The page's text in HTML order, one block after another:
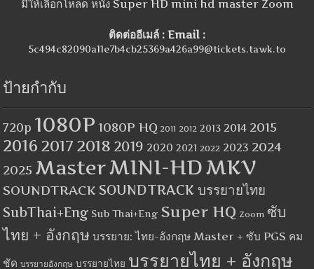
มีให้เลือกโหลด หนัง Super HD mini hd master Zoom
ติดต่ออีเมล์ : Email :
5c494c82090a11e7b4cb25369a426a99@tickets.tawk.to
ป้ายกำกับ
720p 1080P 1080P HQ 2011 2012 2013 2014 2015
2016 2017 2018 2019 2020 2021 2022 2023 2024
2025 MasterMINI-HDMKV
SOUNDTRACK SOUNDTRACK บรรยายไทย
SubThai+Eng Sub Thai+Eng Super HQ Zoom ซับ
ไทย + อังกฤษ บรรยาย: ไทย-อังกฤษ Master + ซับ PGS คม
ชัด บรรยายอังกฤษ บรรยายไทย บรรยายไทย + อังกฤษ